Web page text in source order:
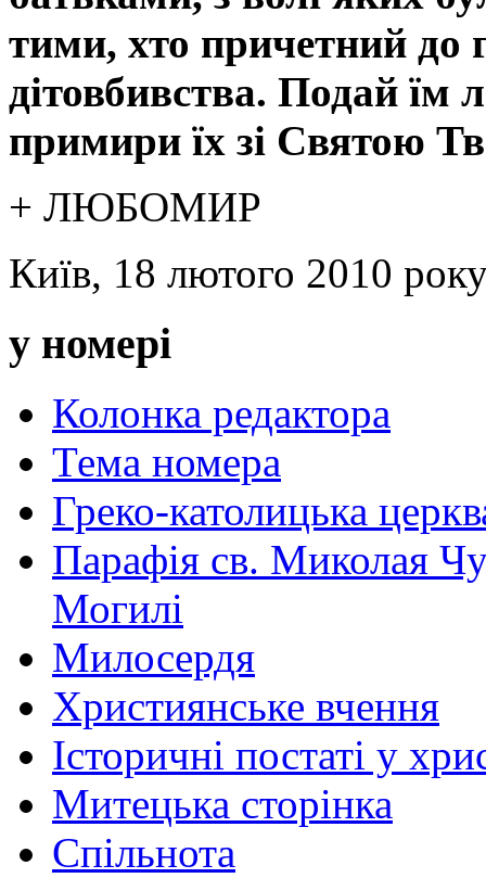
тими, хто причетний до
дітовбивства. Подай їм
примири їх зі Святою
+ ЛЮБОМИР
Київ, 18 лютого 2010
у номері
Колонка редактора
Тема номера
Греко-католицька
Парафія св. Миколая
Могилі
Милосердя
Християнське вчення
Історичні постаті у
Митецька сторінка
Спільнота